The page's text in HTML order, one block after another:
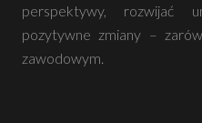
perspektywy, rozwijać
pozytywne zmiany –
zawodowym.